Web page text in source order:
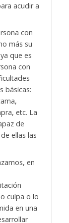
acudir a
con
más su
que es
con
básicas:
etc. La
de
ellas las
en
culpa o lo
en una